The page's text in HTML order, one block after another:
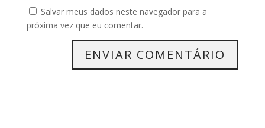
Salvar meus dados neste navegador para a
próxima vez que eu comentar.